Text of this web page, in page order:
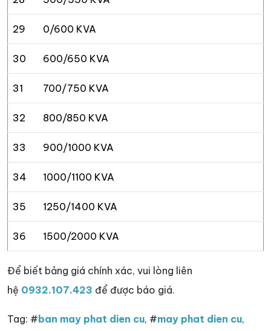
29 0/600 KVA
30 600/650 KVA
31 700/750 KVA
32 800/850 KVA
33 900/1000 KVA
34 1000/1100 KVA
35 1250/1400 KVA
36 1500/2000 KVA
Để biết bảng giá chính xác, vui lòng liên
hệ 0932.107.423 để được báo giá.
Tag: #ban may phat dien cu, #may phat dien cu,